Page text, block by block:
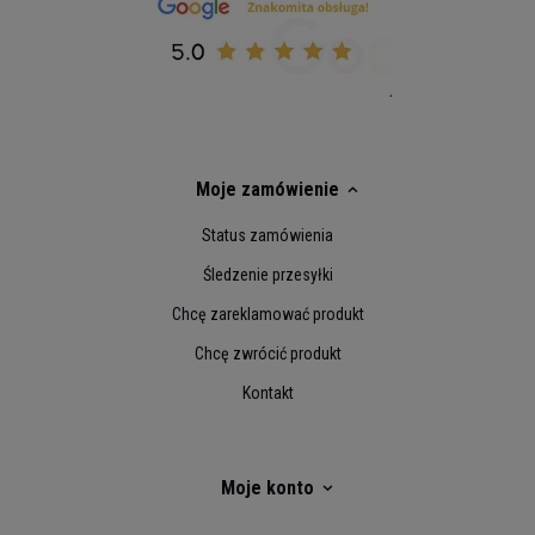
Ci sięgać po więcej. Z suplementem pre-workout
od RealPharm możesz wszystko!
AAKG (alfa-ketoglutaran L-
Moje zamówienie
Status zamówienia
Śledzenie przesyłki
Chcę zareklamować produkt
Chcę zwrócić produkt
Kontakt
Moje konto